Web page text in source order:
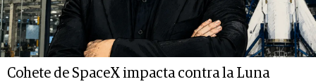
Cohete de SpaceX impacta contra la Luna